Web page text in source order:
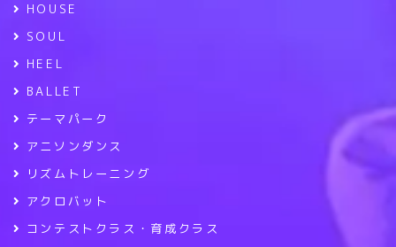
HOUSE
SOUL
HEEL
BALLET
テーマパーク
アニソンダンス
リズムトレーニング
アクロバット
コンテストクラス・育成クラス